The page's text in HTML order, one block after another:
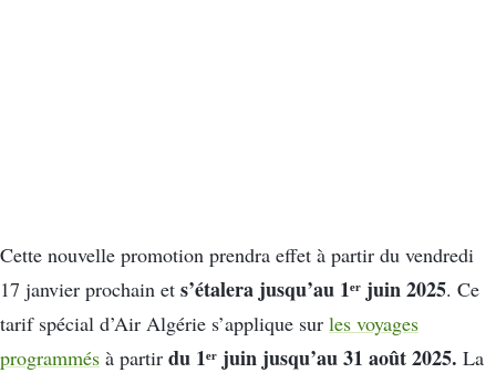
Cette nouvelle promotion prendra effet à partir du vendredi
17 janvier prochain et s’étalera jusqu’au 1ᵉʳ juin 2025. Ce
tarif spécial d’Air Algérie s’applique sur les voyages
programmés à partir du 1ᵉʳ juin jusqu’au 31 août 2025. La